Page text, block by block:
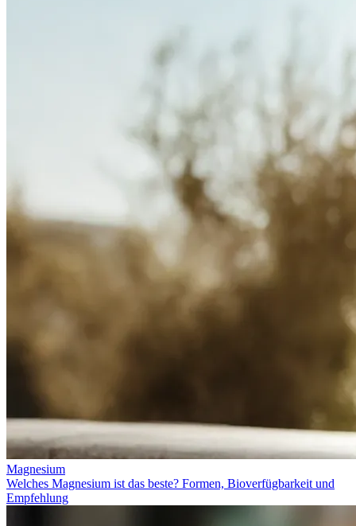
Magnesium
Welches Magnesium ist das beste? Formen, Bioverfügbarkeit und
Empfehlung